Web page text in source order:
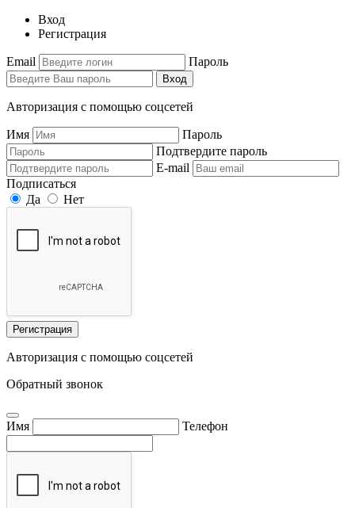
Вход
Регистрация
Email Пароль
Вход
Авторизация с помощью соцсетей
Имя
Пароль
Подтвердите пароль
E-mail
Подписаться
Да
Нет
Регистрация
Авторизация с помощью соцсетей
Обратный звонок
Имя Телефон